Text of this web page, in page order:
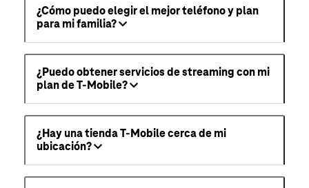
¿Cómo puedo elegir el mejor teléfono y plan
para mi familia?
¿Puedo obtener servicios de streaming con mi
plan de T-Mobile?
¿Hay una tienda T-Mobile cerca de mi
ubicación?